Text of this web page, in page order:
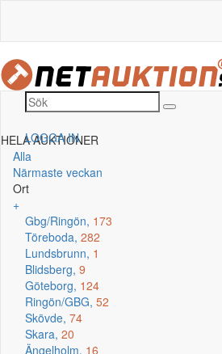
LOGGA IN
HELA AUKTIONER
Alla
Närmaste veckan
Ort
+
Gbg/Ringön, 173
Töreboda, 282
Lundsbrunn, 1
Blidsberg, 9
Göteborg, 124
Ringön/GBG, 52
Skövde, 74
Skara, 20
Ängelholm, 16